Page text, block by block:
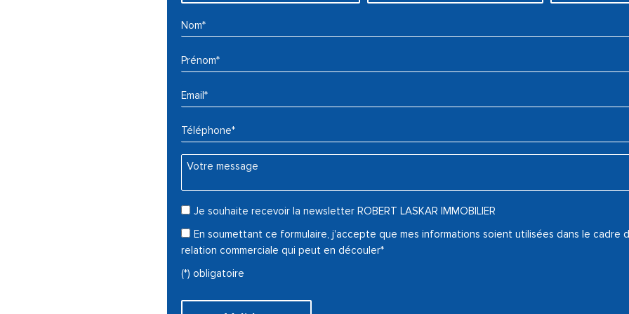
Nom* :
Prénom* :
Email* :
Téléphone* :
Votre message :
Je souhaite recevoir la newsletter ROBERT LASKAR IMMOBILIER
En soumettant ce formulaire, j'accepte que mes informations soient utilisées dans le cadre
relation commerciale qui peut en découler*
(*) obligatoire